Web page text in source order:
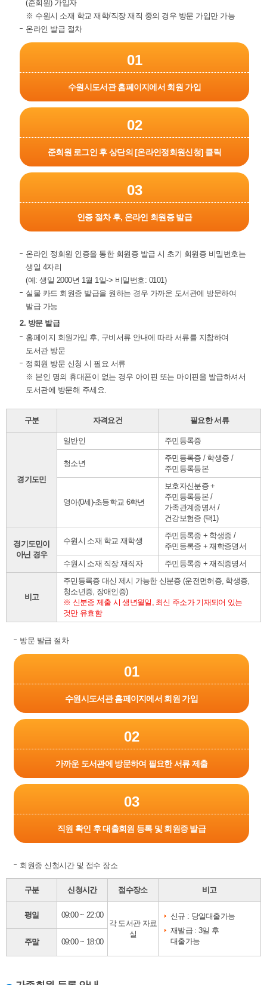
(준회원) 가입자
※ 수원시 소재 학교 재학/직장 재직 중의 경우 방문 가입만 가능
온라인 발급 절차
01
수원시도서관 홈페이지에서 회원 가입
02
준회원 로그인 후 상단의 [온라인정회원신청] 클릭
03
인증 절차 후, 온라인 회원증 발급
온라인 정회원 인증을 통한 회원증 발급 시 초기 회원증 비밀번호는
생일 4자리
(예: 생일 2000년 1월 1일-> 비밀번호: 0101)
실물 카드 회원증 발급을 원하는 경우 가까운 도서관에 방문하여
발급 가능
2. 방문 발급
홈페이지 회원가입 후, 구비서류 안내에 따라 서류를 지참하여
도서관 방문
정회원 방문 신청 시 필요 서류
※ 본인 명의 휴대폰이 없는 경우 아이핀 또는 마이핀을 발급하셔서
도서관에 방문해 주세요.
구분 자격요건 필요한 서류
경기도민
일반인 주민등록증
청소년
주민등록증 / 학생증 /
주민등록등본
영아(0세)-초등학교 6학년
보호자신분증 +
주민등록등본 /
가족관계증명서 /
건강보험증 (택1)
경기도민이
아닌 경우
수원시 소재 학교 재학생
주민등록증 + 학생증 /
주민등록증 + 재학증명서
수원시 소재 직장 재직자
주민등록증 + 재직증명서
비고
주민등록증 대신 제시 가능한 신분증 (운전면허증, 학생증,
청소년증, 장애인증)
※ 신분증 제출 시 생년월일, 최신 주소가 기재되어 있는
것만 유효함
방문 발급 절차
01
수원시도서관 홈페이지에서 회원 가입
02
가까운 도서관에 방문하여 필요한 서류 제출
03
직원 확인 후 대출회원 등록 및 회원증 발급
회원증 신청시간 및 접수 장소
구분 신청시간 접수장소 비고
평일
09:00 ~ 22:00
각 도서관 자료
실
신규 : 당일대출가능
재발급 : 3일 후
대출가능
주말 09:00 ~ 18:00